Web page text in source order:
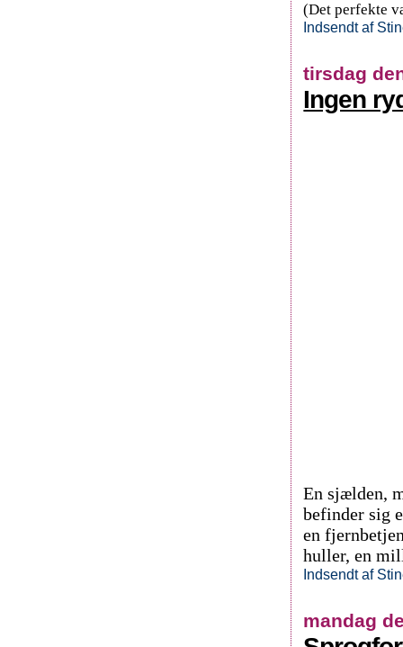
(Det perfekte
Indsendt af
tirsdag
Ingen
En sjælden,
befinder sig
en
huller, en
Indsendt af
mandag